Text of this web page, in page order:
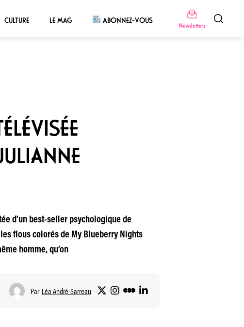
CULTURE LE MAG ABONNEZ-VOUS
Newsletters
d’un best-seller psychologique de
flous colorés de My Blueberry Nights
homme, qu’on
Par Léa André-Sarreau